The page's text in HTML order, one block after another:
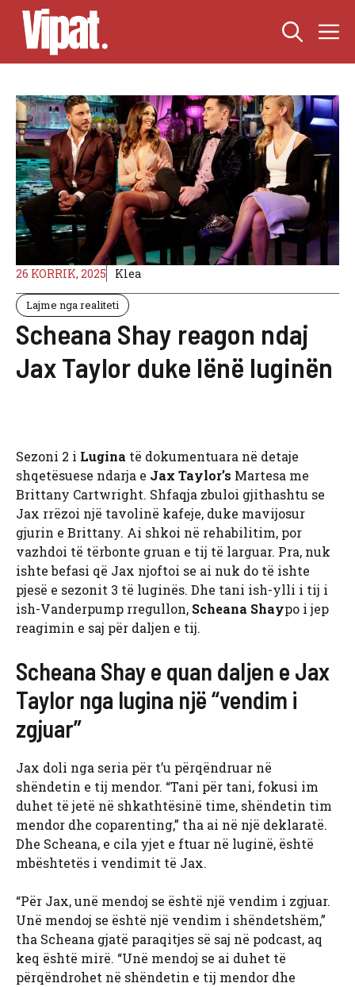
Skip
content
26 KORRIK, 2025 Klea
Lajme nga realiteti
Scheana Shay reagon ndaj
Jax Taylor duke lënë luginën
Sezoni 2 i Lugina të dokumentuara në detaje
shqetësuese ndarja e Jax Taylor’s Martesa me
Brittany Cartwright. Shfaqja zbuloi gjithashtu se
Jax rrëzoi një tavolinë kafeje, duke mavijosur
gjurin e Brittany. Ai shkoi në rehabilitim, por
vazhdoi të tërbonte gruan e tij të larguar. Pra, nuk
ishte befasi që Jax njoftoi se ai nuk do të ishte
pjesë e sezonit 3 të luginës. Dhe tani ish-ylli i tij i
ish-Vanderpump rregullon, Scheana Shaypo i jep
reagimin e saj për daljen e tij.
Scheana Shay e quan daljen e Jax
Taylor nga lugina një “vendim i
zgjuar”
Jax doli nga seria për t’u përqëndruar në
shëndetin e tij mendor. “Tani për tani, fokusi im
duhet të jetë në shkathtësinë time, shëndetin tim
mendor dhe coparenting,” tha ai në një deklaratë.
Dhe Scheana, e cila yjet e ftuar në luginë, është
mbështetës i vendimit të Jax.
“Për Jax, unë mendoj se është një vendim i zgjuar.
Unë mendoj se është një vendim i shëndetshëm,”
tha Scheana gjatë paraqitjes së saj në podcast, aq
keq është mirë. “Unë mendoj se ai duhet të
përqëndrohet në shëndetin e tij mendor dhe